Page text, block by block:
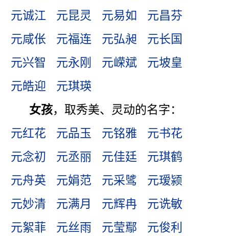
元诚江
元昆灵 元易如
元昌芬
元咸伥
元福连 元弘昶
元长国
元兴智
元永刚 元嵘斌
元坡皇
元皓迎
元琪瑛
女孩，取秀美、灵动的名字：
元红花
元品玉 元铭雅
元书花
元念初
元丞丽 元佳廷
元琪鹤
元舟英
元娟范 元采骘
元瑷颍
元妙清
元满月 元辉冉
元诜敏
元絮菲
元丝雨 元莹鄢
元俊利